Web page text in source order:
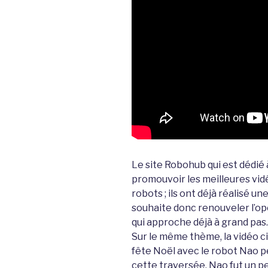
Le site Robohub qui est
promouvoir les meilleures
robots ; ils ont déjà réalisé
souhaite donc renouveler
qui approche déjà à grand pas.
Sur le même thème, la vidéo
fête Noël avec le robot Nao
cette traversée, Nao fut un